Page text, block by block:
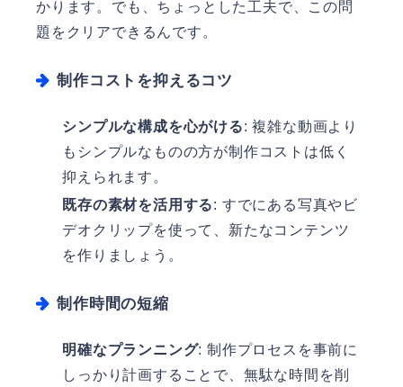
かります。でも、ちょっとした工夫で、この問
題をクリアできるんです。
制作コストを抑えるコツ
シンプルな構成を心がける: 複雑な動画より
もシンプルなものの方が制作コストは低く
抑えられます。
既存の素材を活用する: すでにある写真やビ
デオクリップを使って、新たなコンテンツ
を作りましょう。
制作時間の短縮
明確なプランニング: 制作プロセスを事前に
しっかり計画することで、無駄な時間を削